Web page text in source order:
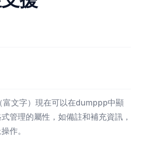
文字）現在可以在dumppp中顯
管理的屬性，如備註和補充資訊，
作。